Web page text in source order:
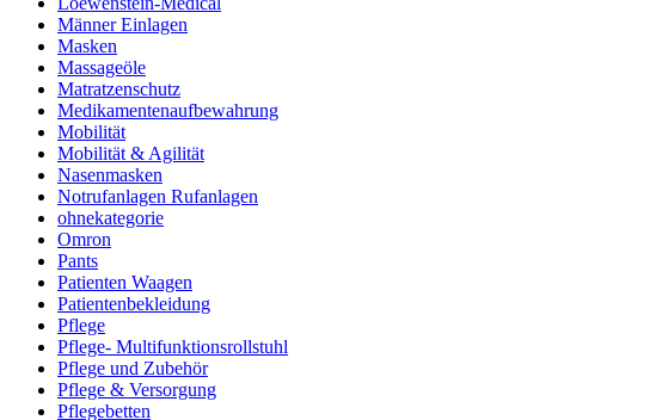
Männer Einlagen
Masken
Massageöle
Matratzenschutz
Medikamentenaufbewahrung
Mobilität
Mobilität & Agilität
Nasenmasken
Notrufanlagen Rufanlagen
ohnekategorie
Omron
Pants
Patienten Waagen
Patientenbekleidung
Pflege
Pflege- Multifunktionsrollstuhl
Pflege und Zubehör
Pflege & Versorgung
Pflegebetten